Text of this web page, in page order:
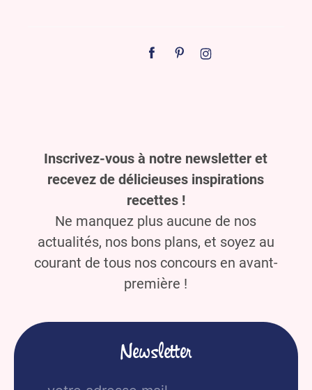
Inscrivez-vous à notre newsletter et
recevez de délicieuses inspirations
recettes !
Ne manquez plus aucune de nos
actualités, nos bons plans, et soyez au
courant de tous nos concours en avant-
première !
Newsletter